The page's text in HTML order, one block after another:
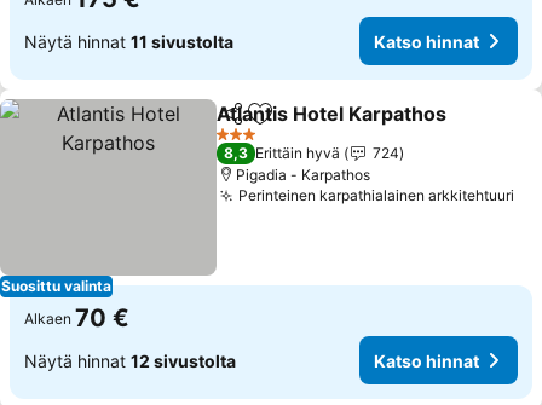
Näytä hinnat 11 sivustolta Katso hinnat
Suosittu valinta
Jaa Lisää suosikkeihin
Atlantis Hotel Karpathos
3 Tähtiluokitus
8,3 Erittäin hyvä
724
Pigadia - Karpathos
Perinteinen karpathialainen arkkitehtuuri
Alkaen 70 €
Näytä hinnat 12 sivustolta Katso hinnat